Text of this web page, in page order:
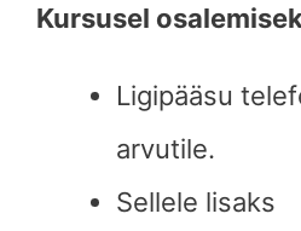
Kursusel
Ligipääsu
arvutile.
Sellele lisaks